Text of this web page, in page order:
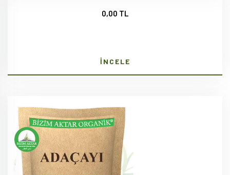
0,00 TL
İNCELE